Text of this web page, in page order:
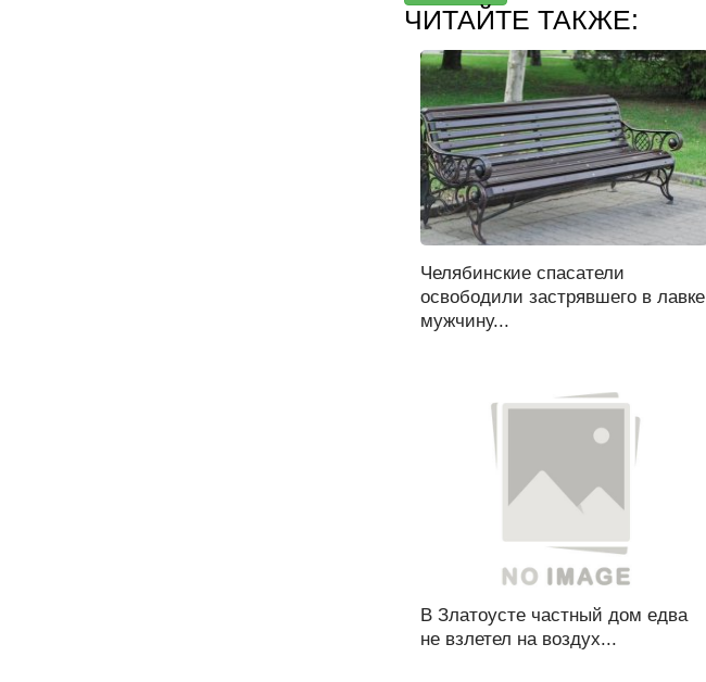
ЧИТАЙТЕ ТАКЖЕ:
Челябинские спасатели
освободили застрявшего в лавке
мужчину...
В Златоусте частный дом едва
не взлетел на воздух...